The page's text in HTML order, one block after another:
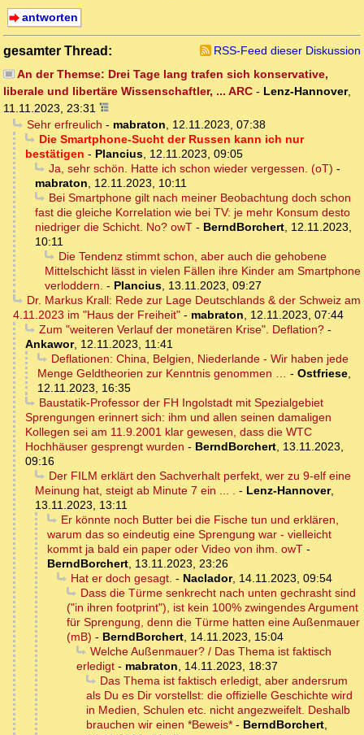
antworten
gesamter Thread:
RSS-Feed dieser Diskussion
An der Themse: Drei Tage lang trafen sich konservative,
liberale und libertäre Wissenschaftler, ... ARC - Lenz-Hannover,
11.11.2023, 23:31
Sehr erfreulich - mabraton, 12.11.2023, 07:38
Die Smartphone-Sucht der Russen kann ich nur
bestätigen - Plancius, 12.11.2023, 09:05
Ja, sehr schön. Hatte ich schon wieder vergessen. (oT) -
mabraton, 12.11.2023, 10:11
Bei Smartphone gilt nach meiner Beobachtung doch schon
fast die gleiche Korrelation wie bei TV: je mehr Konsum desto
niedriger die Schicht. No? owT - BerndBorchert, 12.11.2023,
10:11
Die Tendenz stimmt schon, aber auch die gehobene
Mittelschicht lässt in vielen Fällen ihre Kinder am Smartphone
verloddern. - Plancius, 13.11.2023, 09:27
Dr. Markus Krall: Rede zur Lage Deutschlands & der Schweiz am
4.11.2023 im "Haus der Freiheit" - mabraton, 12.11.2023, 07:44
Zum "weiteren Verlauf der monetären Krise". Deflation?-
Ankawor, 12.11.2023, 11:41
Deflationen: China, Belgien, Niederlande - Wir haben jede
Menge Geldtheorien zur Kenntnis genommen … - Ostfriese,
12.11.2023, 16:35
Baustatik-Professor der FH Ingolstadt mit Spezialgebiet
Sprengungen erinnert sich: ihm und allen seinen damaligen
Kollegen sei am 11.9.2001 klar gewesen, dass die WTC
Hochhäuser gesprengt wurden - BerndBorchert, 13.11.2023,
09:16
Der FILM erklärt den Sachverhalt perfekt, wer zu 9-elf eine
Meinung hat, steigt ab Minute 7 ein ... . - Lenz-Hannover,
13.11.2023, 13:11
Er könnte noch Butter bei die Fische tun und erklären,
warum das so eindeutig eine Sprengung war - vielleicht
kommt ja bald ein paper oder Video von ihm. owT -
BerndBorchert, 13.11.2023, 23:26
Hat er doch gesagt. - Naclador, 14.11.2023, 09:54
Dass die Türme senkrecht nach unten gechrasht sind
("in ihren footprint"), ist kein 100% zwingendes Argument
für Sprengung, denn die Türme hatten eine Außenmauer
(mB) - BerndBorchert, 14.11.2023, 15:04
Welche Außenmauer? / Das Thema ist faktisch
erledigt - mabraton, 14.11.2023, 18:37
Das Thema ist faktisch erledigt, aber andersrum
als Du es Dir vorstellst: die offizielle Geschichte wird
in Medien, Schulen etc. nicht angezweifelt. Deshalb
brauchen wir einen *Beweis* - BerndBorchert,